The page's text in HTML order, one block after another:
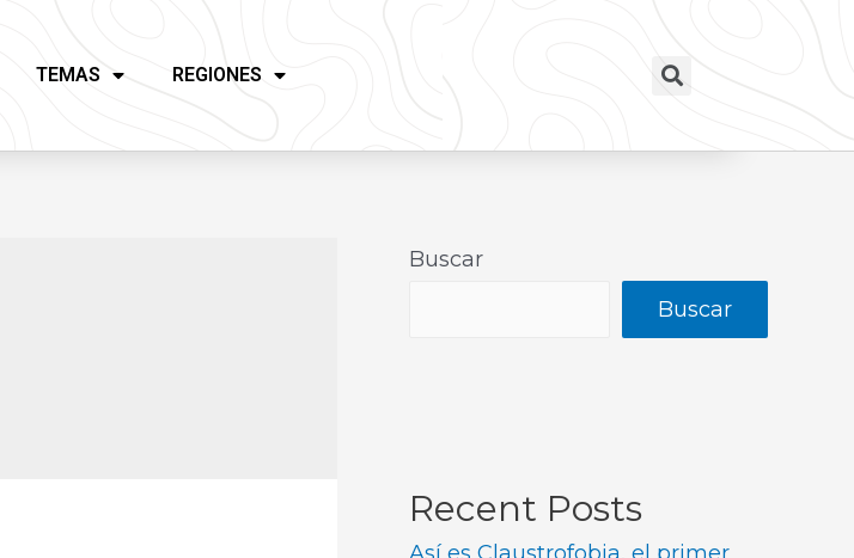
TEMAS REGIONES
Buscar
Buscar
Recent Posts
Así es Claustrofobia, el primer